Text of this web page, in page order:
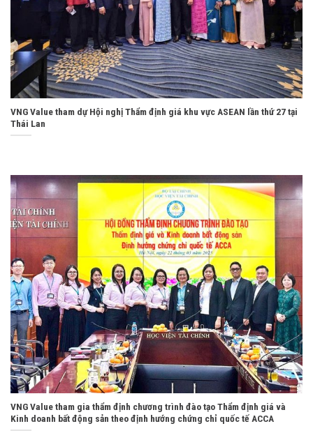
VNG Value tham dự Hội nghị Thẩm định giá khu vực ASEAN lần thứ 27 tại
Thái Lan
VNG Value tham gia thẩm định chương trình đào tạo Thẩm định giá và
Kinh doanh bất động sản theo định hướng chứng chỉ quốc tế ACCA